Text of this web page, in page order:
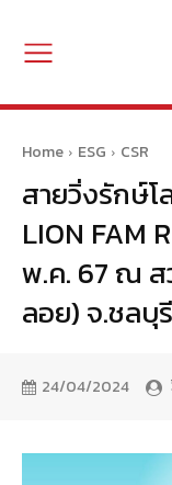
Home ESG CSR
สายวิ่งรักษ์
LION FAM
พ.ค. 67 ณ ส
ลอย) จ.ชลบุ
24/04/2024